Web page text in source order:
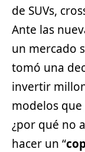
de SUVs,
Ante las
un mercado
tomó una
invertir
modelos
¿por qué no
hacer un “